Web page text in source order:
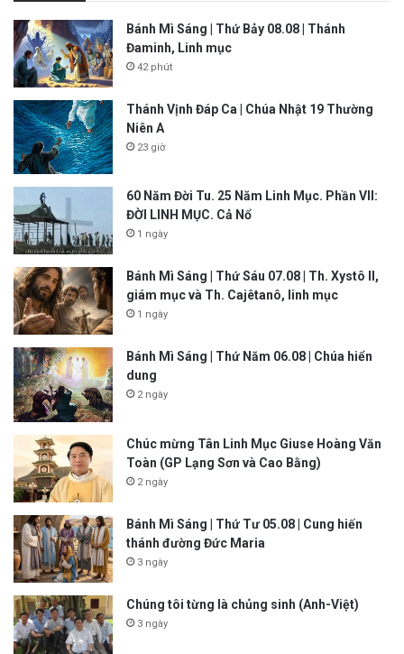
Bánh Mì Sáng | Thứ Bảy 08.08 | Thánh
Đaminh, Linh mục
42 phút
Thánh Vịnh Đáp Ca | Chúa Nhật 19 Thường
Niên A
23 giờ
60 Năm Đời Tu. 25 Năm Linh Mục. Phần VII:
ĐỜI LINH MỤC. Cả Nổ
1 ngày
Bánh Mì Sáng | Thứ Sáu 07.08 | Th. Xystô II,
giám mục và Th. Cajêtanô, linh mục
1 ngày
Bánh Mì Sáng | Thứ Năm 06.08 | Chúa hiển
dung
2 ngày
Chúc mừng Tân Linh Mục Giuse Hoàng Văn
Toàn (GP Lạng Sơn và Cao Bằng)
2 ngày
Bánh Mì Sáng | Thứ Tư 05.08 | Cung hiến
thánh đường Đức Maria
3 ngày
Chúng tôi từng là chủng sinh (Anh-Việt)
3 ngày